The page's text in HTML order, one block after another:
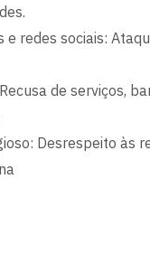
e redes sociais:
de serviços,
Desrespeito às